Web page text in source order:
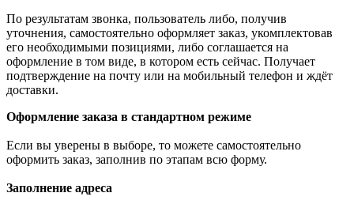
По результатам звонка, пользователь либо, получив
уточнения, самостоятельно оформляет заказ, укомплектовав
его необходимыми позициями, либо соглашается на
оформление в том виде, в котором есть сейчас. Получает
подтверждение на почту или на мобильный телефон и ждёт
доставки.
Оформление заказа в стандартном режиме
Если вы уверены в выборе, то можете самостоятельно
оформить заказ, заполнив по этапам всю форму.
Заполнение адреса